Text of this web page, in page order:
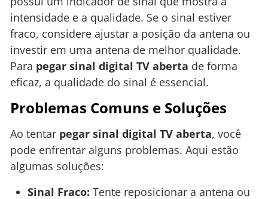
intensidade e a qualidade. Se o sinal estiver
fraco, considere ajustar a posição da antena ou
investir em uma antena de melhor qualidade.
Para pegar sinal digital TV aberta de forma
eficaz, a qualidade do sinal é essencial.
Problemas Comuns e Soluções
Ao tentar pegar sinal digital TV aberta, você
pode enfrentar alguns problemas. Aqui estão
algumas soluções:
Sinal Fraco: Tente reposicionar a antena ou